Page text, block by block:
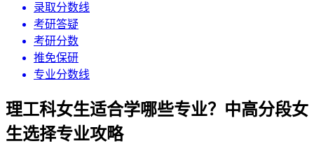
录取分数线
考研答疑
考研分数
推免保研
专业分数线
理工科女生适合学哪些专业？中高分段女
生选择专业攻略